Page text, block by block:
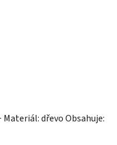
Materiál: dřevo Obsahuje: